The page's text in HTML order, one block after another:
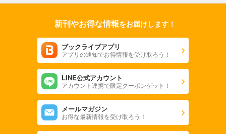
新刊やお得な情報をお届けします！
ブックライブアプリ
アプリの通知でお得情報を受け取ろう！
LINE公式アカウント
アカウント連携で限定クーポンゲット！
メールマガジン
お得な最新情報を受け取ろう！